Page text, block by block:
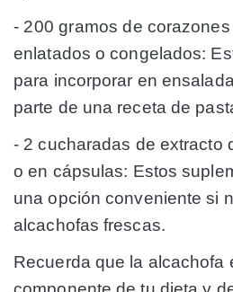
- 200 gramos de
enlatados o congelados:
para incorporar en
parte de una receta de
- 2 cucharadas de extracto
o en cápsulas: Estos
una opción conveniente si
alcachofas frescas.
Recuerda que la alcachofa